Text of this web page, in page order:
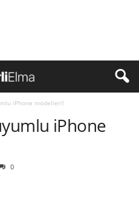
iPhone modelleri!
iPhone
0